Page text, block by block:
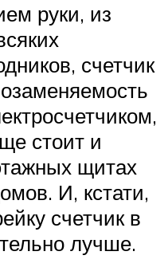
руки, из
счетчик
стоит и
щитах
И, кстати,
счетчик в
лучше.